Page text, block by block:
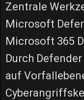
Zentrale
Microsoft
Microsoft 365
Durch
auf